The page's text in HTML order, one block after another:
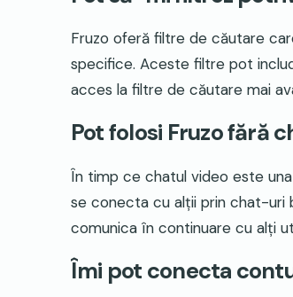
Fruzo oferă filtre de căutare
specifice. Aceste filtre pot
acces la filtre de căutare mai
Pot folosi Fruzo fără
În timp ce chatul video este
se conecta cu alții prin chat-uri
comunica în continuare cu alți
Îmi pot conecta